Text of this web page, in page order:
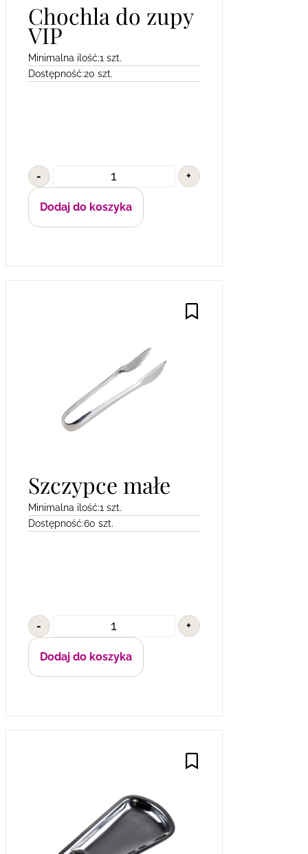
Chochla do zupy
VIP
Minimalna ilość:1 szt.
Dostępność:20 szt.
- +
Dodaj do koszyka
Szczypce małe
Minimalna ilość:1 szt.
Dostępność:60 szt.
- +
Dodaj do koszyka